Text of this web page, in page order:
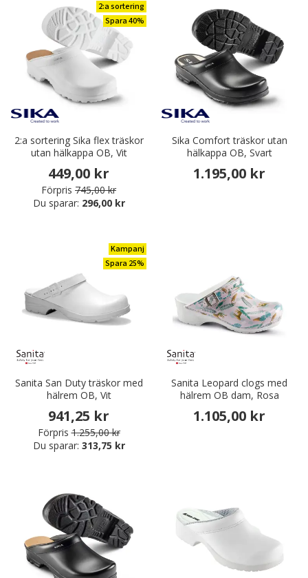
2:a sortering
Spara 40%
2:a sortering Sika flex träskor
utan hälkappa OB, Vit
449,00 kr
Förpris 745,00 kr
Du sparar: 296,00 kr
Sika Comfort träskor utan
hälkappa OB, Svart
1.195,00 kr
Kampanj
Spara 25%
Sanita San Duty träskor med
hälrem OB, Vit
941,25 kr
Förpris 1.255,00 kr
Du sparar: 313,75 kr
Sanita Leopard clogs med
hälrem OB dam, Rosa
1.105,00 kr